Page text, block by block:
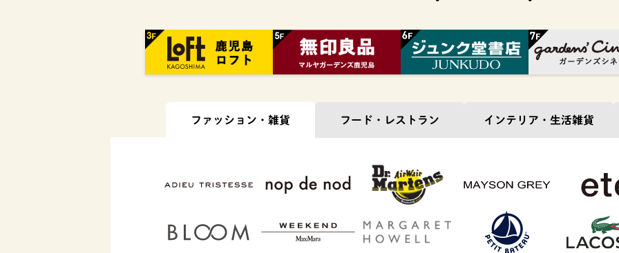
ファッション・ 雑貨 フード・ レストラン インテリア・ 生活雑貨